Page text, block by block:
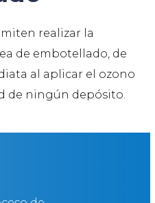
realizar la
de embotellado, de
al aplicar el ozono
de ningún depósito.